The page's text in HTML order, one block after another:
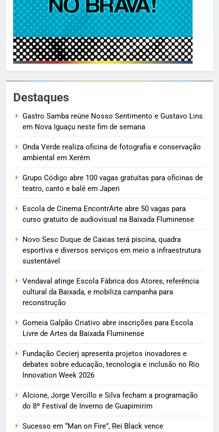
Destaques
Gastro Samba reúne Nosso Sentimento e Gustavo Lins
em Nova Iguaçu neste fim de semana
Onda Verde realiza oficina de fotografia e conservação
ambiental em Xerém
Grupo Código abre 100 vagas gratuitas para oficinas de
teatro, canto e balé em Japeri
Escola de Cinema EncontrArte abre 50 vagas para
curso gratuito de audiovisual na Baixada Fluminense
Novo Sesc Duque de Caxias terá piscina, quadra
esportiva e diversos serviços em meio a infraestrutura
sustentável
Vendaval atinge Escola Fábrica dos Atores, referência
cultural da Baixada, e mobiliza campanha para
reconstrução
Gomeia Galpão Criativo abre inscrições para Escola
Livre de Artes da Baixada Fluminense
Fundação Cecierj apresenta projetos inovadores e
debates sobre educação, tecnologia e inclusão no Rio
Innovation Week 2026
Alcione, Jorge Vercillo e Silva fecham a programação
do 8º Festival de Inverno de Guapimirim
Sucesso em “Man on Fire”, Rei Black vence